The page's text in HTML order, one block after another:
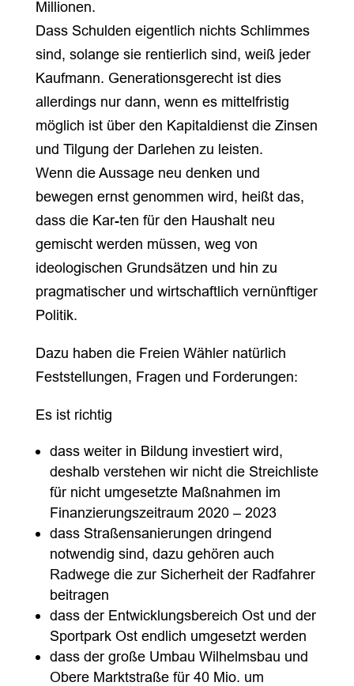
Millionen.
Dass Schulden eigentlich nichts Schlimmes
sind, solange sie rentierlich sind, weiß jeder
Kaufmann. Generationsgerecht ist dies
allerdings nur dann, wenn es mittelfristig
möglich ist über den Kapitaldienst die Zinsen
und Tilgung der Darlehen zu leisten.
Wenn die Aussage neu denken und
bewegen ernst genommen wird, heißt das,
dass die Kar-ten für den Haushalt neu
gemischt werden müssen, weg von
ideologischen Grundsätzen und hin zu
pragmatischer und wirtschaftlich vernünftiger
Politik.
Dazu haben die Freien Wähler natürlich
Feststellungen, Fragen und Forderungen:
Es ist richtig
dass weiter in Bildung investiert wird,
deshalb verstehen wir nicht die Streichliste
für nicht umgesetzte Maßnahmen im
Finanzierungszeitraum 2020 – 2023
dass Straßensanierungen dringend
notwendig sind, dazu gehören auch
Radwege die zur Sicherheit der Radfahrer
beitragen
dass der Entwicklungsbereich Ost und der
Sportpark Ost endlich umgesetzt werden
dass der große Umbau Wilhelmsbau und
Obere Marktstraße für 40 Mio. um